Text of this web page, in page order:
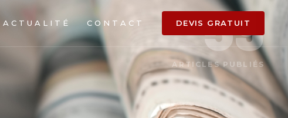
Entretien médical
ACTUALITÉ CONTACT DEVIS GRATUIT
59
ARTICLES PUBLIÉS